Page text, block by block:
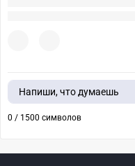
Напиши, что думаешь
0 / 1500 символов